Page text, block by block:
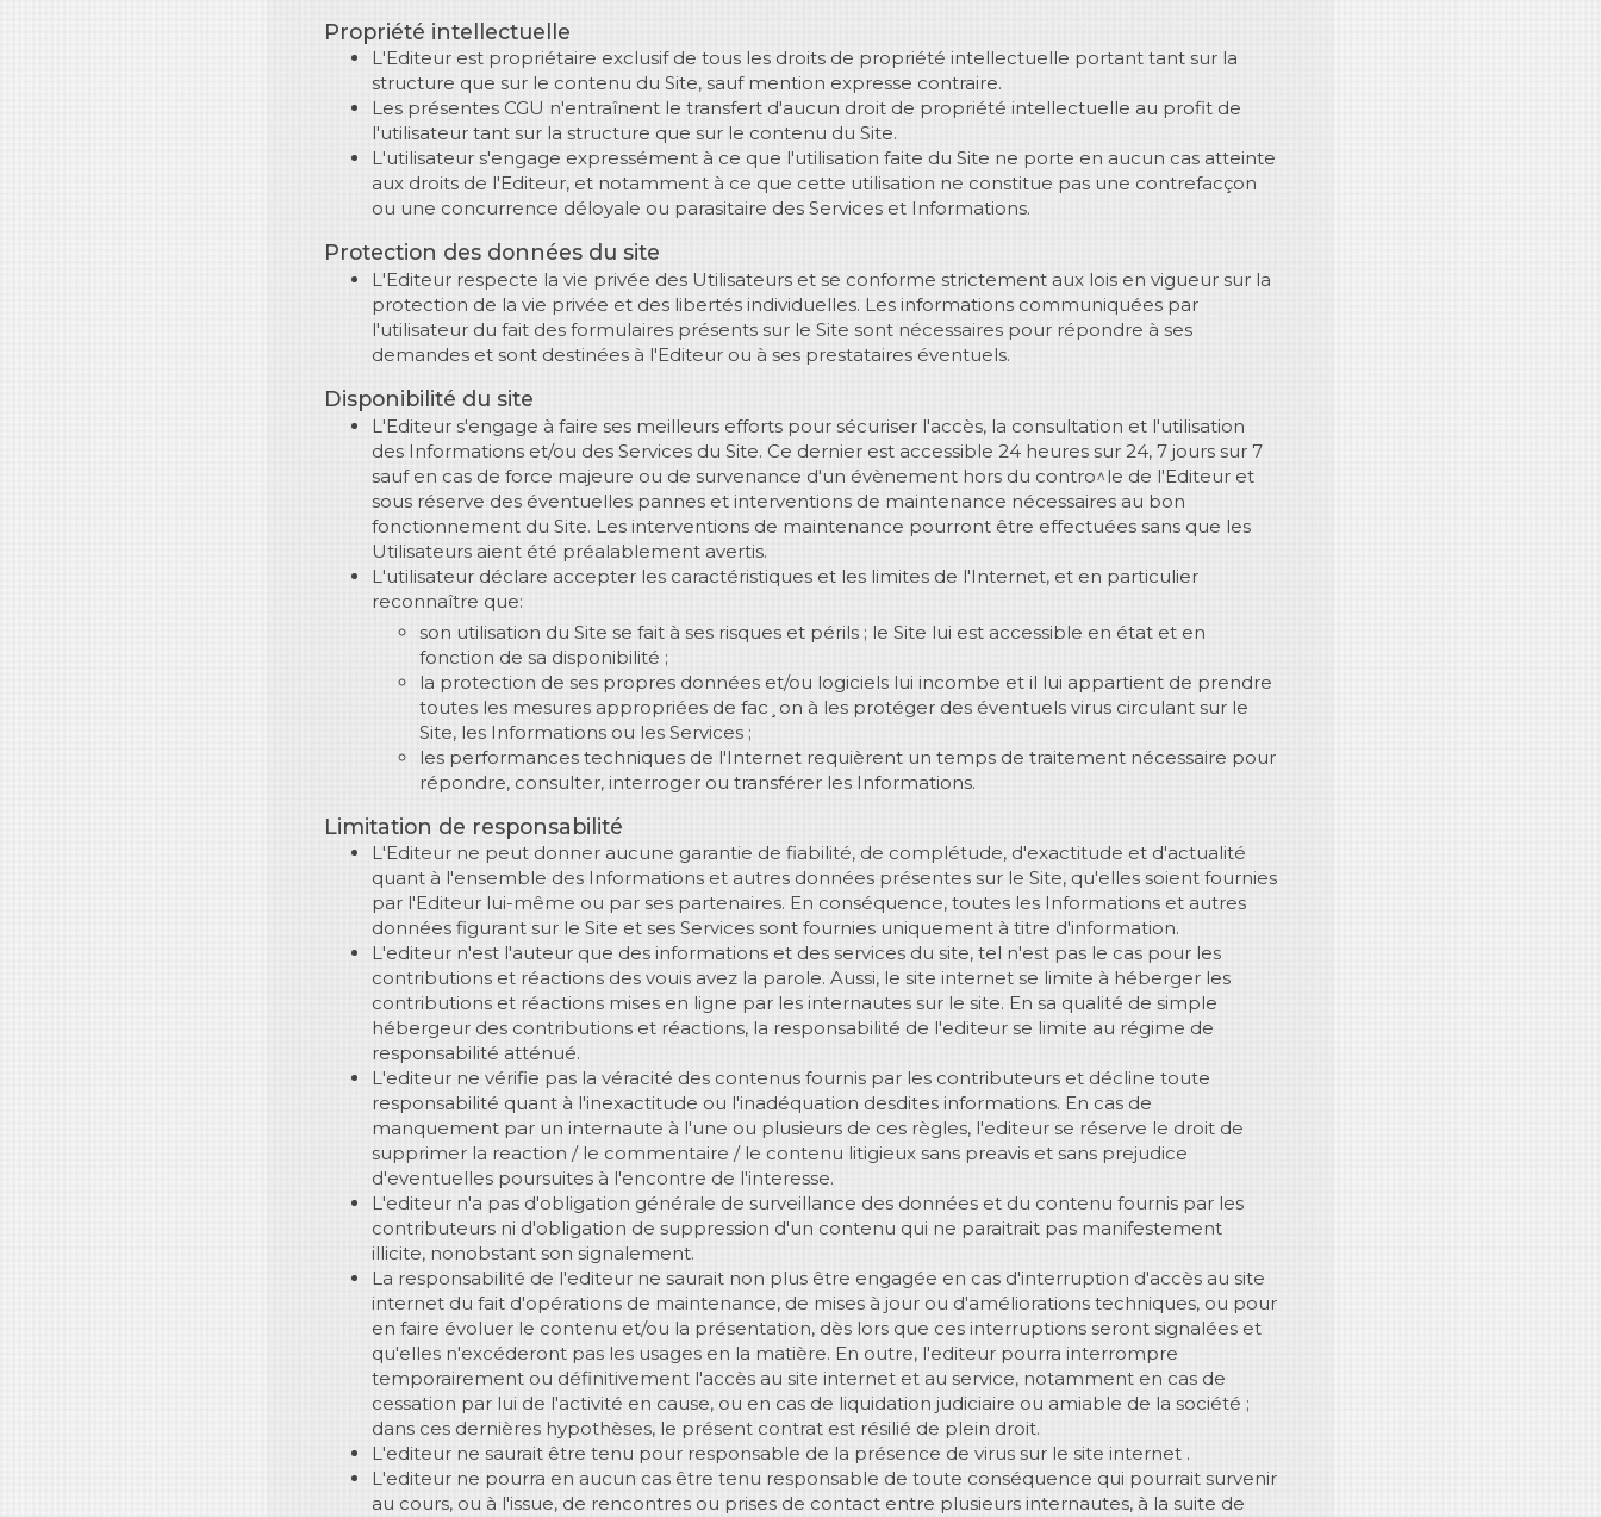
Propriété intellectuelle
L'Editeur est propriétaire exclusif de tous les droits de propriété intellectuelle portant tant sur la
structure que sur le contenu du Site, sauf mention expresse contraire.
Les présentes CGU n'entraînent le transfert d'aucun droit de propriété intellectuelle au profit de
l'utilisateur tant sur la structure que sur le contenu du Site.
L'utilisateur s'engage expressément à ce que l'utilisation faite du Site ne porte en aucun cas atteinte
aux droits de l'Editeur, et notamment à ce que cette utilisation ne constitue pas une contrefacçon
ou une concurrence déloyale ou parasitaire des Services et Informations.
Protection des données du site
L'Editeur respecte la vie privée des Utilisateurs et se conforme strictement aux lois en vigueur sur la
protection de la vie privée et des libertés individuelles. Les informations communiquées par
l'utilisateur du fait des formulaires présents sur le Site sont nécessaires pour répondre à ses
demandes et sont destinées à l'Editeur ou à ses prestataires éventuels.
Disponibilité du site
L'Editeur s'engage à faire ses meilleurs efforts pour sécuriser l'accès, la consultation et l'utilisation
des Informations et/ou des Services du Site. Ce dernier est accessible 24 heures sur 24, 7 jours sur 7
sauf en cas de force majeure ou de survenance d'un évènement hors du contro^le de l'Editeur et
sous réserve des éventuelles pannes et interventions de maintenance nécessaires au bon
fonctionnement du Site. Les interventions de maintenance pourront être effectuées sans que les
Utilisateurs aient été préalablement avertis.
L'utilisateur déclare accepter les caractéristiques et les limites de l'Internet, et en particulier
reconnaître que:
son utilisation du Site se fait à ses risques et périls ; le Site lui est accessible en état et en
fonction de sa disponibilité ;
la protection de ses propres données et/ou logiciels lui incombe et il lui appartient de prendre
toutes les mesures appropriées de fac¸on à les protéger des éventuels virus circulant sur le
Site, les Informations ou les Services ;
les performances techniques de l'Internet requièrent un temps de traitement nécessaire pour
répondre, consulter, interroger ou transférer les Informations.
Limitation de responsabilité
L'Editeur ne peut donner aucune garantie de fiabilité, de complétude, d'exactitude et d'actualité
quant à l'ensemble des Informations et autres données présentes sur le Site, qu'elles soient fournies
par l'Editeur lui-même ou par ses partenaires. En conséquence, toutes les Informations et autres
données figurant sur le Site et ses Services sont fournies uniquement à titre d'information.
L'editeur n'est l'auteur que des informations et des services du site, tel n'est pas le cas pour les
contributions et réactions des vouis avez la parole. Aussi, le site internet se limite à héberger les
contributions et réactions mises en ligne par les internautes sur le site. En sa qualité de simple
hébergeur des contributions et réactions, la responsabilité de l'editeur se limite au régime de
responsabilité atténué.
L'editeur ne vérifie pas la véracité des contenus fournis par les contributeurs et décline toute
responsabilité quant à l'inexactitude ou l'inadéquation desdites informations. En cas de
manquement par un internaute à l'une ou plusieurs de ces règles, l'editeur se réserve le droit de
supprimer la reaction / le commentaire / le contenu litigieux sans preavis et sans prejudice
d'eventuelles poursuites à l'encontre de l'interesse.
L'editeur n'a pas d'obligation générale de surveillance des données et du contenu fournis par les
contributeurs ni d'obligation de suppression d'un contenu qui ne paraitrait pas manifestement
illicite, nonobstant son signalement.
La responsabilité de l'editeur ne saurait non plus être engagée en cas d'interruption d'accès au site
internet du fait d'opérations de maintenance, de mises à jour ou d'améliorations techniques, ou pour
en faire évoluer le contenu et/ou la présentation, dès lors que ces interruptions seront signalées et
qu'elles n'excéderont pas les usages en la matière. En outre, l'editeur pourra interrompre
temporairement ou définitivement l'accès au site internet et au service, notamment en cas de
cessation par lui de l'activité en cause, ou en cas de liquidation judiciaire ou amiable de la société ;
dans ces dernières hypothèses, le présent contrat est résilié de plein droit.
L'editeur ne saurait être tenu pour responsable de la présence de virus sur le site internet .
L'editeur ne pourra en aucun cas être tenu responsable de toute conséquence qui pourrait survenir
au cours, ou à l'issue, de rencontres ou prises de contact entre plusieurs internautes, à la suite de